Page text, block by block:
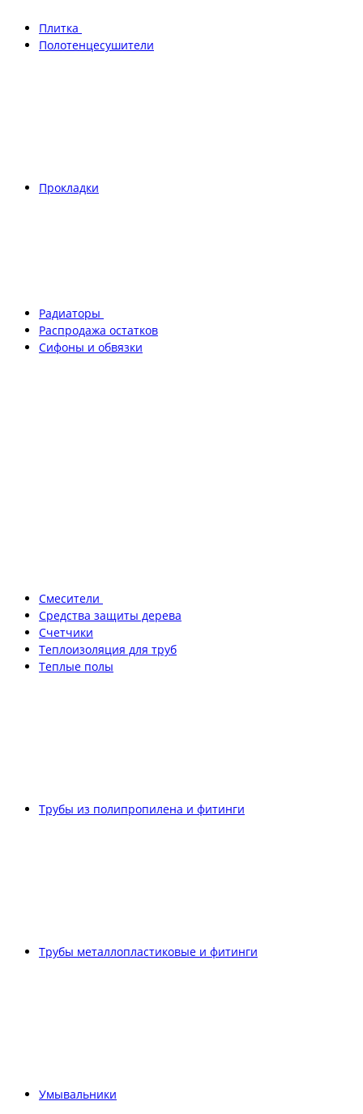
Плитка
Полотенцесушители
Прокладки
Радиаторы
Распродажа остатков
Сифоны и обвязки
Смесители
Средства защиты дерева
Счетчики
Теплоизоляция для труб
Теплые полы
Трубы из полипропилена и фитинги
Трубы металлопластиковые и фитинги
Умывальники